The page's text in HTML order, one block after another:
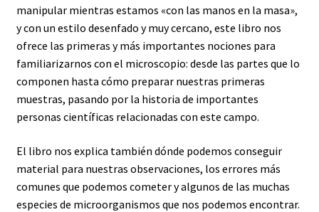
manipular mientras estamos «con las manos en la masa»,
y con un estilo desenfado y muy cercano, este libro nos
ofrece las primeras y más importantes nociones para
familiarizarnos con el microscopio: desde las partes que lo
componen hasta cómo preparar nuestras primeras
muestras, pasando por la historia de importantes
personas científicas relacionadas con este campo.
El libro nos explica también dónde podemos conseguir
material para nuestras observaciones, los errores más
comunes que podemos cometer y algunos de las muchas
especies de microorganismos que nos podemos encontrar.